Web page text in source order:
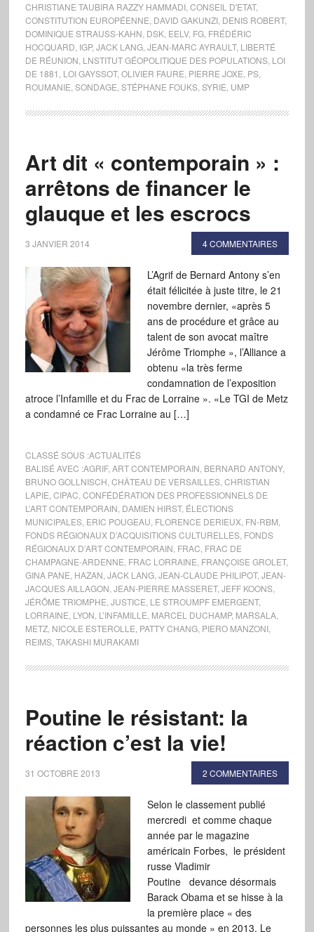
CHRISTIANE TAUBIRA RAZZY HAMMADI, CONSEIL D'ETAT,
CONSTITUTION EUROPÉENNE DAVID GAKUNZI, DENIS ROBERT,
DOMINIQUE STRAUSS-KAHN DSK, EELV, FG, FRÉDÉRIC
HOCQUARD IGP, JACK LANG, JEAN-MARC AYRAULT, LIBERTÉ
DE RÉUNION LNSTITUT GÉOPOLITIQUE DES POPULATIONS, LOI
DE 1881 LOI GAYSSOT, OLIVIER FAURE PIERRE JOXE PS,
ROUMANIE SONDAGE STÉPHANE FOUKS, SYRIE UMP
Art dit « contemporain » :
arrêtons de financer le
glauque et les escrocs
3 JANVIER 2014 4 COMMENTAIRES
L’Agrif de Bernard Antony s’en
était félicitée à juste titre, le 21
novembre dernier, «après 5
ans de procédure et grâce au
talent de son avocat maître
Jérôme Triomphe », l’Alliance a
obtenu «la très ferme
condamnation de l’exposition
atroce l’Infamille et du Frac de Lorraine ». «Le TGI de Metz
a condamné ce Frac Lorraine au […]
CLASSÉ SOUS :ACTUALITÉS
BALISÉ AVEC :AGRIF, ART CONTEMPORAIN BERNARD ANTONY,
BRUNO GOLLNISCH CHÂTEAU DE VERSAILLES, CHRISTIAN
LAPIE CIPAC CONFÉDÉRATION DES PROFESSIONNELS DE
L’ART CONTEMPORAIN DAMIEN HIRST, ÉLECTIONS
MUNICIPALES, ERIC POUGEAU FLORENCE DERIEUX, FN-RBM
FONDS RÉGIONAUX D’ACQUISITIONS CULTURELLES, FONDS
RÉGIONAUX D’ART CONTEMPORAIN FRAC FRAC DE
CHAMPAGNE-ARDENNE FRAC LORRAINE FRANÇOISE GROLET,
GINA PANE HAZAN JACK LANG, JEAN-CLAUDE PHILIPOT, JEAN-
JACQUES AILLAGON JEAN-PIERRE MASSERET, JEFF KOONS,
JÉRÔME TRIOMPHE JUSTICE LE STROUMPF EMERGENT,
LORRAINE LYON L’INFAMILLE MARCEL DUCHAMP, MARSALA,
METZ, NICOLE ESTEROLLE PATTY CHANG, PIERO MANZONI,
REIMS, TAKASHI MURAKAMI
Poutine le résistant: la
réaction c’est la vie!
31 OCTOBRE 2013 2 COMMENTAIRES
Selon le classement publié
mercredi et comme chaque
année par le magazine
américain Forbes, le président
russe Vladimir
Poutine devance désormais
Barack Obama et se hisse à la
la première place « des
personnes les plus puissantes au monde » en 2013. Le